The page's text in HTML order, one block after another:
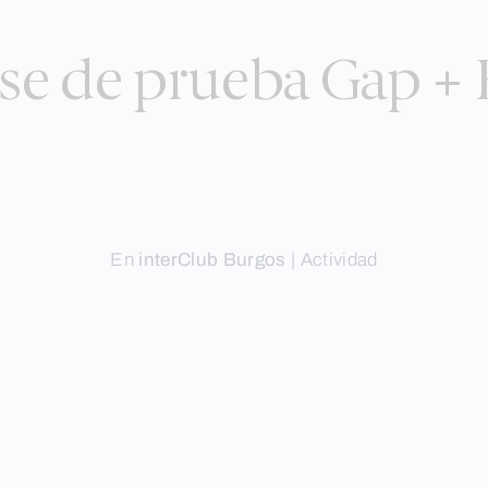
de prueba Gap +
En interClub Burgos Actividad